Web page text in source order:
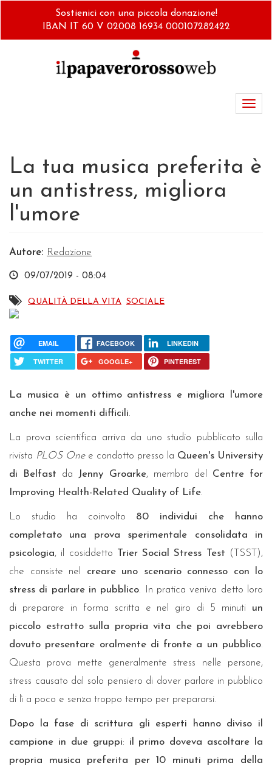
Sostienici con una piccola donazione!
IBAN IT 60 V 02008 16934 000107282422
La tua musica preferita è
un antistress, migliora
l'umore
Autore: Redazione
09/07/2019 - 08:04
QUALITÀ DELLA VITA SOCIALE
EMAIL FACEBOOK LINKEDIN
TWITTER GOOGLE+ PINTEREST
La musica è un ottimo antistress e migliora l'umore
anche nei momenti difficili.
La prova scientifica arriva da uno studio pubblicato sulla
rivista PLOS Onee condotto presso la Queen's University
di Belfast da Jenny Groarke, membro del Centre for
Improving Health-Related Quality of Life.
Lo studio ha coinvolto 80 individui
che hanno
completato una prova sperimentale consolidata in
psicologia, il cosiddetto Trier Social Stress Test (TSST),
che consiste nel creare uno scenario connesso con lo
stress di parlare in pubblico. In pratica veniva detto loro
di preparare in forma scritta e nel giro di 5 minuti un
piccolo estratto sulla propria vita che poi avrebbero
dovuto presentare oralmente di fronte a un pubblico.
Questa prova mette generalmente stress nelle persone,
stress causato dal solo pensiero di dover parlare in pubblico
di lì a poco e senza troppo tempo per prepararsi.
Dopo la fase di scrittura gli esperti hanno diviso il
campione in due gruppi: il primo doveva ascoltare la
propria musica preferita per 10 minuti prima della